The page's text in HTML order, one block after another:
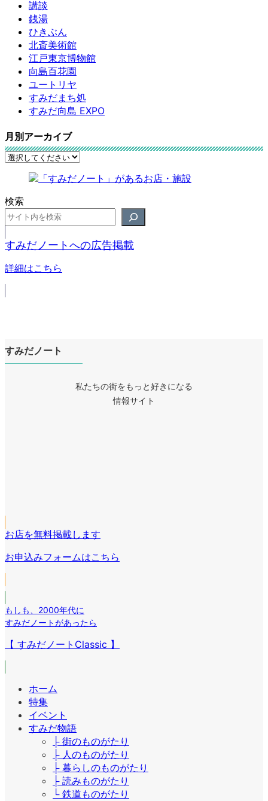
講談
銭湯
ひきぶん
北斎美術館
江戸東京博物館
向島百花園
ユートリヤ
すみだまち処
すみだ向島 EXPO
月別アーカイブ
検索
すみだノートへの広告掲載
詳細はこちら
すみだノート
私たちの街をもっと好きになる
情報サイト
リ
ン
ク
ン
リ
ク
ン
リ
ン
ク
お店を無料掲載します
お申込みフォームはこちら
もしも
2000年代に
すみだノートがあったら
【 すみだノートClassic 】
ホーム
特集
イベント
すみだ物語
├ 街のものがたり
├ 人のものがたり
├ 暮らしのものがたり
├ 読みものがたり
└ 鉄道ものがたり